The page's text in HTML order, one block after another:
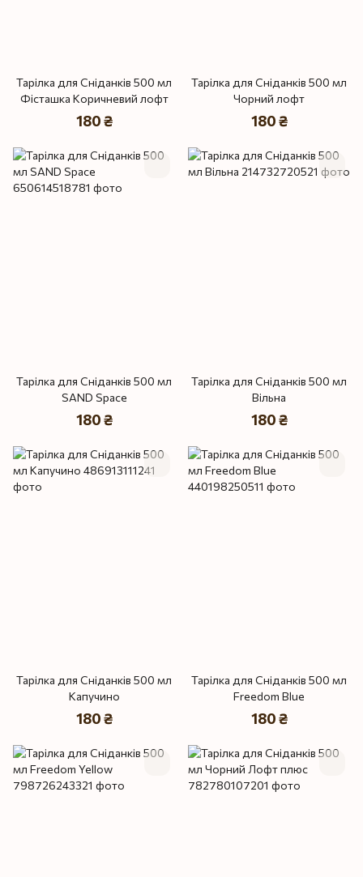
Тарілка для Сніданків 500 мл
Фісташка Коричневий лофт
180 ₴
Тарілка для Сніданків 500 мл
Чорний лофт
180 ₴
Тарілка для Сніданків 500 мл
SAND Space
180 ₴
Тарілка для Сніданків 500 мл
Вільна
180 ₴
Тарілка для Сніданків 500 мл
Капучино
180 ₴
Тарілка для Сніданків 500 мл
Freedom Blue
180 ₴